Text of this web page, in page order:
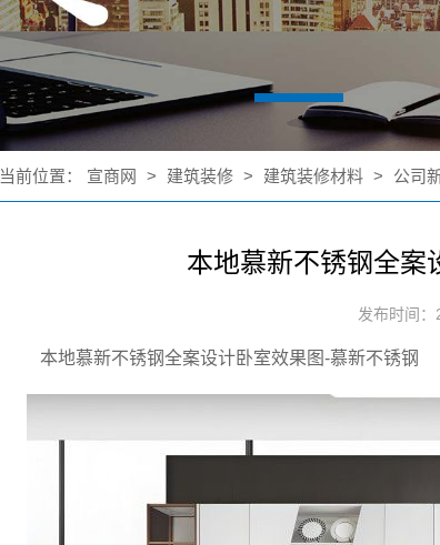
当前位置： 宣商网 > 建筑装修 > 建筑装修材料 > 公司
本地慕新不锈钢全案
发布时间
本地慕新不锈钢全案设计卧室效果图-慕新不锈钢